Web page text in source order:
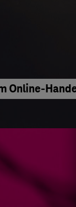
Online-